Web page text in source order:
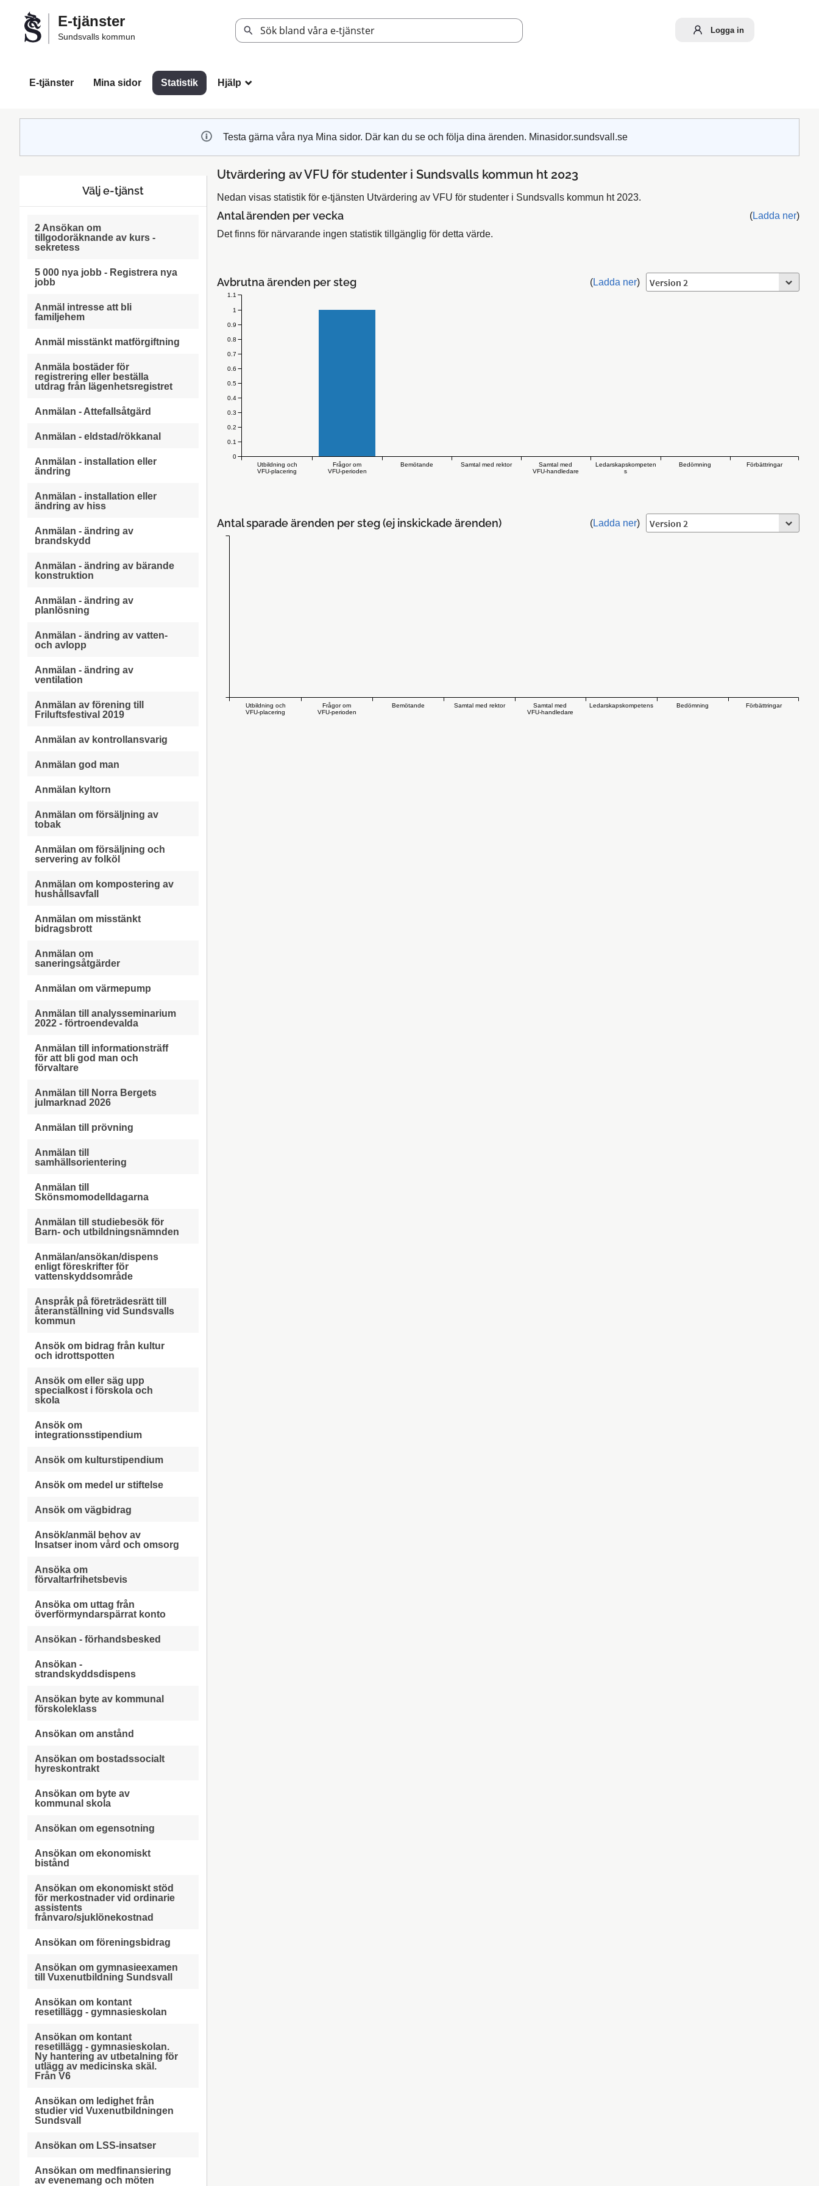
Välkommen
Sundsvalls
E-tjänster
Sundsvalls kommun
Logga in
E-tjänster Mina sidor Statistik Hjälp _
Testa gärna våra nya Mina sidor. Där kan du se och följa dina ärenden. Minasidor.sundsvall.se
Välj e-tjänst
2 Ansökan om
tillgodoräknande av kurs -
sekretess
5 000 nya jobb - Registrera nya
jobb
Anmäl intresse att bli
familjehem
Anmäl misstänkt matförgiftning
Anmäla bostäder för
registrering eller beställa
utdrag från lägenhetsregistret
Anmälan - Attefallsåtgärd
Anmälan - eldstad/rökkanal
Anmälan - installation eller
ändring
Anmälan - installation eller
ändring av hiss
Anmälan - ändring av
brandskydd
Anmälan - ändring av bärande
konstruktion
Anmälan - ändring av
planlösning
Anmälan - ändring av vatten-
och avlopp
Anmälan - ändring av
ventilation
Anmälan av förening till
Friluftsfestival 2019
Anmälan av kontrollansvarig
Anmälan god man
Anmälan kyltorn
Anmälan om försäljning av
tobak
Anmälan om försäljning och
servering av folköl
Anmälan om kompostering av
hushållsavfall
Anmälan om misstänkt
bidragsbrott
Anmälan om
saneringsåtgärder
Anmälan om värmepump
Anmälan till analysseminarium
2022 - förtroendevalda
Anmälan till informationsträff
för att bli god man och
förvaltare
Anmälan till Norra Bergets
julmarknad 2026
Anmälan till prövning
Anmälan till
samhällsorientering
Anmälan till
Skönsmomodelldagarna
Anmälan till studiebesök för
Barn- och utbildningsnämnden
Anmälan/ansökan/dispens
enligt föreskrifter för
vattenskyddsområde
Anspråk på företrädesrätt till
återanställning vid Sundsvalls
kommun
Ansök om bidrag från kultur
och idrottspotten
Ansök om eller säg upp
specialkost i förskola och
skola
Ansök om
integrationsstipendium
Ansök om kulturstipendium
Ansök om medel ur stiftelse
Ansök om vägbidrag
Ansök/anmäl behov av
Insatser inom vård och omsorg
Ansöka om
förvaltarfrihetsbevis
Ansöka om uttag från
överförmyndarspärrat konto
Ansökan - förhandsbesked
Ansökan -
strandskyddsdispens
Ansökan byte av kommunal
förskoleklass
Ansökan om anstånd
Ansökan om bostadssocialt
hyreskontrakt
Ansökan om byte av
kommunal skola
Ansökan om egensotning
Ansökan om ekonomiskt
bistånd
Ansökan om ekonomiskt stöd
för merkostnader vid ordinarie
assistents
frånvaro/sjuklönekostnad
Ansökan om föreningsbidrag
Ansökan om gymnasieexamen
till Vuxenutbildning Sundsvall
Ansökan om kontant
resetillägg - gymnasieskolan
Ansökan om kontant
resetillägg - gymnasieskolan.
Ny hantering av utbetalning för
utlägg av medicinska skäl.
Från V6
Ansökan om ledighet från
studier vid Vuxenutbildningen
Sundsvall
Ansökan om LSS-insatser
Ansökan om medfinansiering
av evenemang och möten
Utvärdering av VFU för studenter i Sundsvalls kommun ht 2023
Nedan visas statistik för e-tjänsten Utvärdering av VFU för studenter i Sundsvalls kommun ht 2023.
Antal ärenden per vecka (Ladda ner)
Det finns för närvarande ingen statistik tillgänglig för detta värde.
Avbrutna ärenden per steg (Ladda ner)
Utbildning och
VFU-placering
Frågor om
VFU-perioden
Bemötande Samtal med rektor
Samtal med
VFU-handledare
Ledarskapskompeten
s
Bedömning Förbättringar
0
0.1
0.2
0.3
0.4
0.5
0.6
0.7
0.8
0.9
1
1.1
Antal sparade ärenden per steg (ej inskickade ärenden) (Ladda ner)
Utbildning och
VFU-placering
Frågor om
VFU-perioden
Bemötande Samtal med rektor
Samtal med
VFU-handledare
Ledarskapskompetens Bedömning Förbättringar